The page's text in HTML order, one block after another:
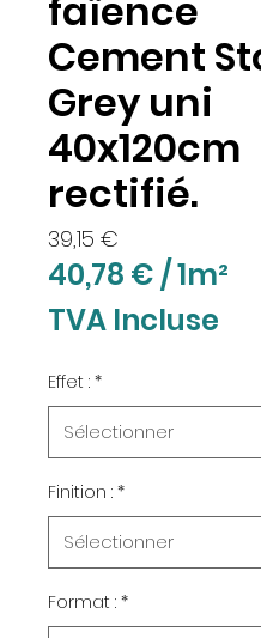
faïence
Cement
Grey uni
40x120cm
rectifié.
39,15 €
40,78 €/1m²
40,78 €
1
Mètre
carré
TVA Incluse
Effet : *
Finition : *
Format : *